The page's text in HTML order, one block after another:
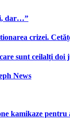
dar…”
crizei.
sunt ceilalți doi
News
pentru